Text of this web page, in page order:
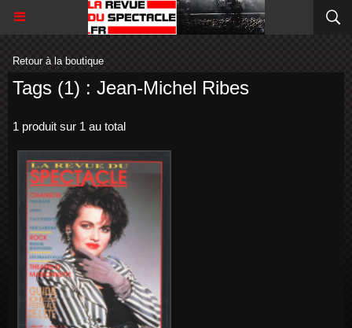
Retour à la boutique
Tags (1) : Jean-Michel Ribes
1 produit sur 1 au total